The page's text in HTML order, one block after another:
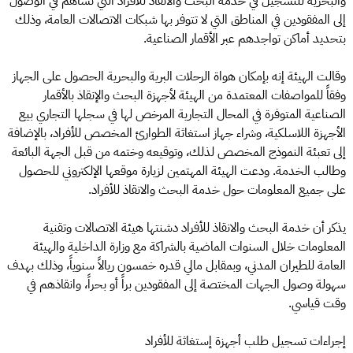
إلى المفقودين في المناطق التي لا تتوفر بها شبكات الاتصالات العامة، وذلك
بتحديد أماكن تواجدهم عبر الأقمار الصناعية.
وقالت الهيئة إنه بإمكان هواة الرحلات البرية والبحرية الحصول على الجهاز
وفقاً للمواصفات المعتمدة من الهيئة لأجهزة البحث والإنقاذ بالأقمار
الصناعية المتوفرة في المحال التجارية المرخص لها في سجلها التجاري بيع
الأجهزة اللاسلكية، وشراء جهاز استغاثة الطوارئ المخصص للأفراد، بالإضافة
إلى تعبئة النموذج المخصص لذلك، وتوقيعه وختمه من قبل الجهة البائعة
وطالب الخدمة. ودعت الهيئة المهتمين لزيارة موقعها الإلكتروني للحصول
على جميع المعلومات حول خدمة البحث والانقاذ للأفراد.
يذكر أن خدمة البحث والانقاذ للأفراد دشنتها هيئة الاتصالات وتقنية
المعلومات خلال السنوات الماضية بالشراكة مع وزارة الداخلية والهيئة
العامة للطيران المدني، وبمقابل مالي قدره خمسون ريالاً سنوياً، وذلك بهدف
سهولة وصول الجهات المختصة إلى المفقودين براً أو بحراً، وانقاذهم في
وقت قياسي.
إجراءات تسجيل طلب أجهزة إستغاثة للأفراد